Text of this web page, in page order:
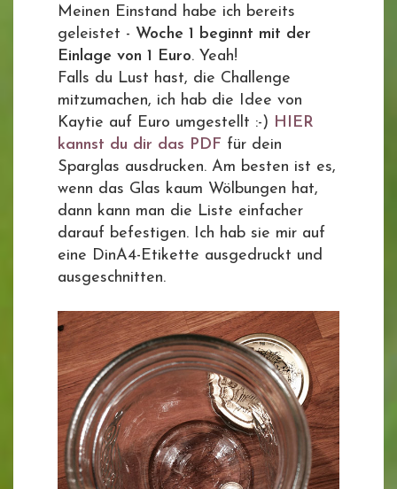
Meinen Einstand habe ich bereits
geleistet - Woche 1 beginnt mit der
Einlage von 1 Euro. Yeah!
Falls du Lust hast, die Challenge
mitzumachen, ich hab die Idee von
Kaytie auf Euro umgestellt :-) HIER
kannst du dir das PDF für dein
Sparglas ausdrucken. Am besten ist es,
wenn das Glas kaum Wölbungen hat,
dann kann man die Liste einfacher
darauf befestigen. Ich hab sie mir auf
eine DinA4-Etikette ausgedruckt und
ausgeschnitten.